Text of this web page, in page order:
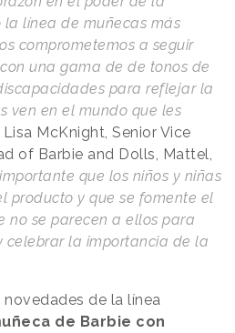
la línea de muñecas más
comprometemos a seguir
una gama de de tonos de
para reflejar la
ven en el mundo que les
McKnight, Senior Vice
of Barbie and Dolls, Mattel,
que los niños y niñas
producto y que se fomente el
no se parecen a ellos para
celebrar la importancia de la
novedades de la línea
de Barbie con